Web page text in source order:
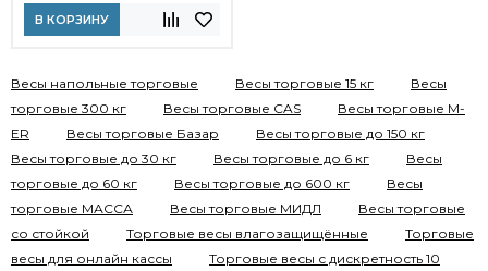
В КОРЗИНУ
Весы напольные торговые Весы торговые 15 кг
Весы
торговые 300 кг
Весы торговые CAS
Весы торговые M-
ER
Весы торговые Базар
Весы торговые до 150 кг
Весы торговые до 30 кг
Весы торговые до 6 кг
Весы
торговые до 60 кг
Весы торговые до 600 кг
Весы
торговые МАССА
Весы торговые МИДЛ
Весы торговые
со стойкой
Торговые весы влагозащищённые
Торговые
весы для онлайн кассы
Торговые весы с дискретность 10